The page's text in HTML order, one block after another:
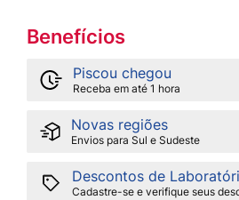
Benefícios
Piscou chegou
Receba em até 1 hora
Novas regiões
Envios para Sul e Sudeste
Descontos de
Cadastre-se e verifique seus